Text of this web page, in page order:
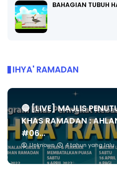
BAHAGIAN TUBUH
IHYA' RAMADAN
🔴 [LIVE] MAJLIS
KHAS RAMADAN :
#06...
Unknown 4 tahun yang lalu